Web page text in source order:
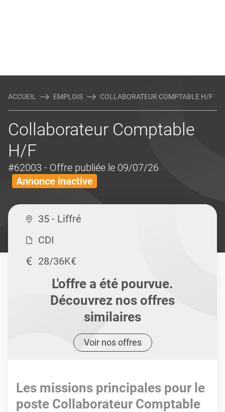
ACCUEIL EMPLOIS COLLABORATEUR COMPTABLE H/F
Collaborateur Comptable
H/F
#62003 - Offre publiée le 09/07/26
Annonce inactive
35 - Liffré
CDI
28/36K€
L'offre a été pourvue.
Découvrez nos offres
similaires
Voir nos offres
Les missions principales pour le
poste Collaborateur Comptable